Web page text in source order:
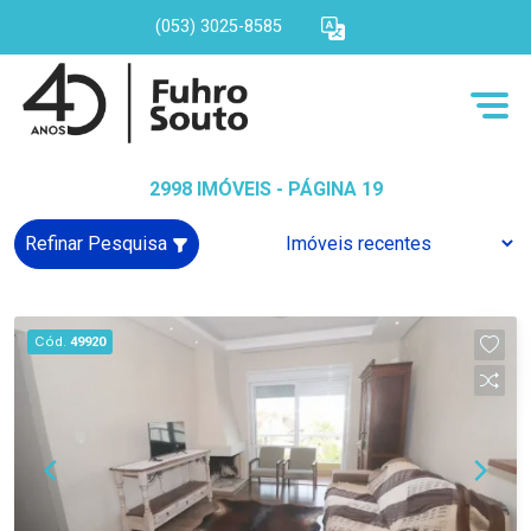
(053) 3025-8585
2998 IMÓVEIS - PÁGINA 19
Refinar Pesquisa
Cód. 49920